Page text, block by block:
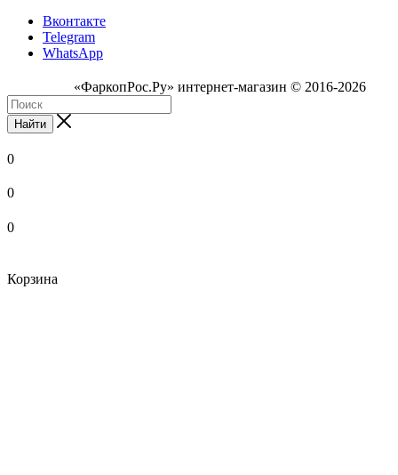
Вконтакте
Telegram
WhatsApp
«ФаркопРос.Ру» интернет-магазин © 2016-2026
Найти
0
0
0
Корзина